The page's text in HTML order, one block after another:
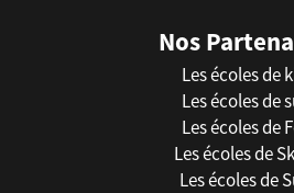
Nos
Les écoles de
Les écoles de
Les écoles de
Les écoles de
Les écoles de